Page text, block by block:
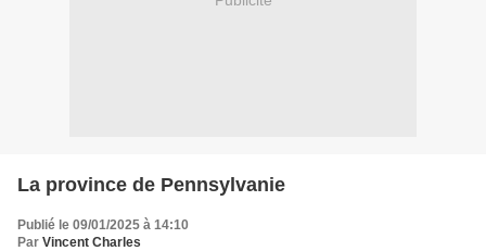
La province de Pennsylvanie
Publié le 09/01/2025 à 14:10
Par Vincent Charles